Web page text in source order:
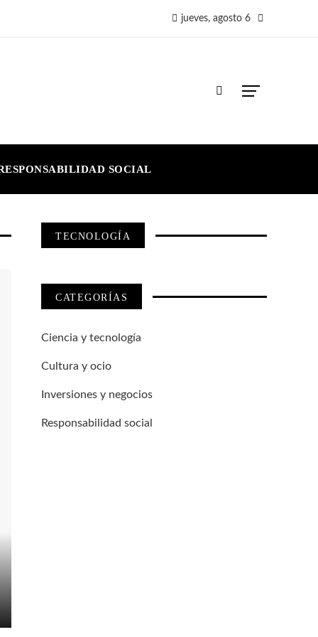
jueves, agosto 6
SOCIAL
TECNOLOGÍA
CATEGORÍAS
Ciencia y tecnología
Cultura y ocio
Inversiones y negocios
Responsabilidad social